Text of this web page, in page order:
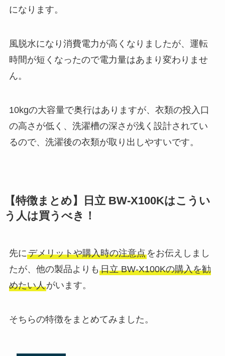
になります。
風脱水になり消費電力が高くなりましたが、運転
時間が短くなったので電力量はあまり変わりませ
ん。
10kgの大容量で奥行はありますが、衣類の投入口
の高さが低く、洗濯槽の深さが浅く設計されてい
るので、洗濯後の衣類が取り出しやすいです。
【特徴まとめ】日立 BW-X100Kはこうい
う人は買うべき！
先にデメリットや購入時の注意点をお伝えしまし
たが、他の製品よりも 日立 BW-X100Kの購入を勧
めたい人がいます。
そちらの特徴をまとめてみました。